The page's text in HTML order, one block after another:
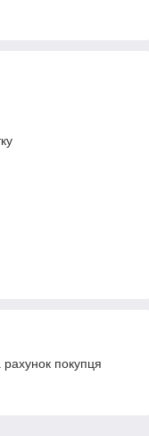
покупця